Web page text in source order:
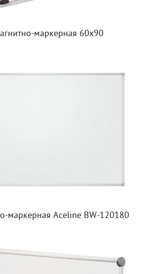
маркерная 60х90
маркерная Aceline BW-120180